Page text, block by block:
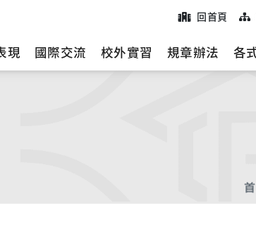
回首頁
現 國際交流 校外實習 規章辦法 各